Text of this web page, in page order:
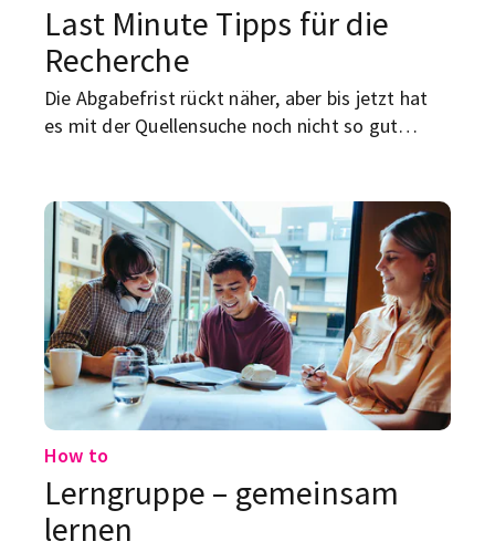
Last Minute Tipps für die
Recherche
Die Abgabefrist rückt näher, aber bis jetzt hat
es mit der Quellensuche noch nicht so gut
How to
Lerngruppe – gemeinsam
lernen